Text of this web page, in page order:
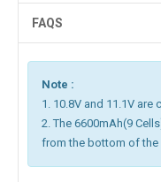
FAQS
Note :
1. 10.8V and 11.1V
2. The 6600mAh(9
from the bottom of